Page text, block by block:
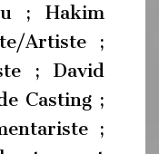
; Hakim
Artiste ;
; David
Casting ;
;